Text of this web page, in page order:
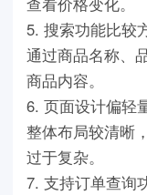
5. 搜索功能比较
通过商品名称、
商品内容。
6. 页面设计偏轻
整体布局较清晰
过于复杂。
7. 支持订单查询